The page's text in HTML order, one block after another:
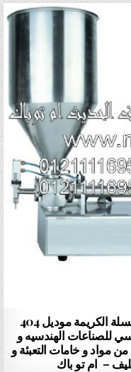
ماكينة التعبئة نصف الأوتوماتيكية – سلسلة الكريمة موديل 404
للصناعات الهندسيه و
مواد و خامات التعبئة و
– ام تو باك